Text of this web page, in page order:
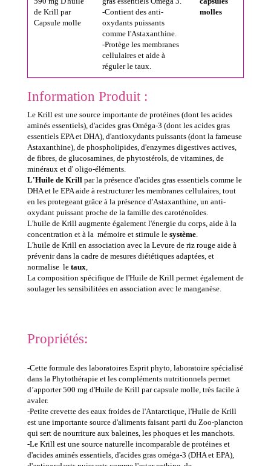
de Krill par
Capsule molle
-Contient des anti-
oxydants puissants
comme l'Astaxanthine.
-Protège les membranes
cellulaires et aide à
réguler le taux.
molles
Information Produit :
Le Krill est une source importante de protéines (dont les acides
aminés essentiels), d'acides gras Oméga-3 (dont les acides gras
essentiels EPA et DHA), d'antioxydants puissants (dont la fameuse
Astaxanthine), de phospholipides, d'enzymes digestives actives,
de fibres, de glucosamines, de phytostérols, de vitamines, de
minéraux et d' oligo-éléments.
L'Huile de Krill par la présence d'acides gras essentiels comme le
DHA et le EPA aide à restructurerles membranes cellulaires, tout
en les protegeant grâce à la présence d'Astaxanthine, un anti-
oxydant puissant proche de la famille des caroténoïdes.
L'huile de Krill augmente également l'énergie du corps, aide à la
concentration et à la mémoire et stimule le système.
L'huile de Krill en association avec la Levure de riz rouge aide à
prévenir dans la cadre de mesures diététiques adaptées, et
normalise le taux,
La composition spécifique de l'Huile de Krill permet également de
soulager les sensibilitées en association avec le manganèse.
Propriétés:
-Cette formule des laboratoires Esprit phyto, laboratoire spécialisé
dans la Phytothérapie et les compléments nutritionnels permet
d’apporter 500 mg d'Huile de Krill par capsule molle, très facile à
avaler.
-Petite crevette des eaux froides de l'Antarctique, l'Huile de Krill
est une importante source d'aliments faisant parti du Zoo-plancton
qui sert de nourriture aux baleines, les phoques et les manchots.
-Le Krill est une source naturelle incomparable de protéines et
d'acides aminés essentiels, d'acides gras oméga-3 (DHA et EPA),